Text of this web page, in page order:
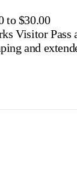
to $30.00
Visitor Pass